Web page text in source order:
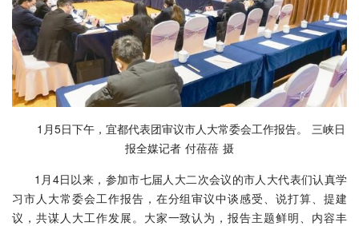
1月5日下午，宜都代表团审议市人大常委会工作报告。 三峡日
报全媒记者 付蓓蓓 摄
1月4日以来，参加市七届人大二次会议的市人大代表们认真学
习市人大常委会工作报告，在分组审议中谈感受、说打算、提建
议，共谋人大工作发展。大家一致认为，报告主题鲜明、内容丰